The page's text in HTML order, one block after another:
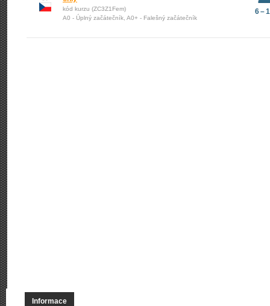
kód kurzu (ZC3Z1Fem)
A0 - Úplný začátečník, A0+ - Falešný začátečník
6 –
Informace